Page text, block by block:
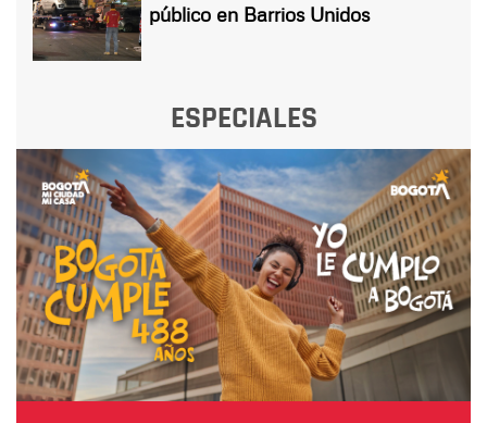
público en Barrios Unidos
ESPECIALES